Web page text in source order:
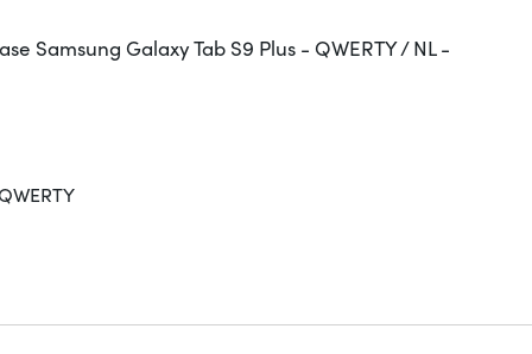
Samsung Galaxy Tab S9 Plus - QWERTY / NL -